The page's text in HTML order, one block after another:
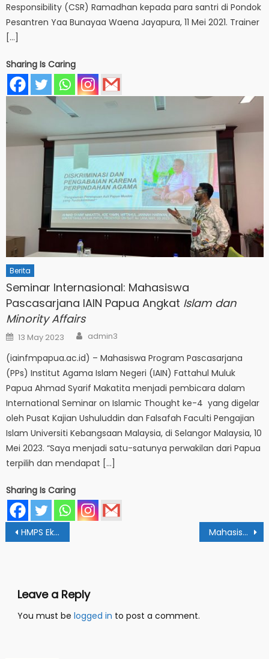
Responsibility (CSR) Ramadhan kepada para santri di Pondok
Pesantren Yaa Bunayaa Waena Jayapura, 11 Mei 2021. Trainer
[…]
Sharing Is Caring
Berita
Seminar Internasional: Mahasiswa
Pascasarjana IAIN Papua Angkat Islam dan
Minority Affairs
Posted
on
13 May 2023 Author
admin3
(iainfmpapua.ac.id) – Mahasiswa Program Pascasarjana
(PPs) Institut Agama Islam Negeri (IAIN) Fattahul Muluk
Papua Ahmad Syarif Makatita menjadi pembicara dalam
International Seminar on Islamic Thought ke-4 yang digelar
oleh Pusat Kajian Ushuluddin dan Falsafah Faculti Pengajian
Islam Universiti Kebangsaan Malaysia, di Selangor Malaysia, 10
Mei 2023. “Saya menjadi satu-satunya perwakilan dari Papua
terpilih dan mendapat […]
Sharing Is Caring
Post
navigation
HMPS Ekonomi Syariah Gelar Kampanye Nasional ‘Gebyar Ramadhan Keuangan Syariah’ Mahasiswi IAIN Papua Raih Juara pada Ajang BEFEST UNIYAP
Leave a Reply
You must be logged in to post a comment.